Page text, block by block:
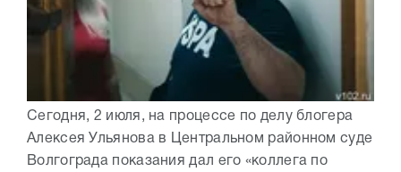
Сегодня, 2 июля, на процессе по делу блогера
Алексея Ульянова в Центральном районном суде
Волгограда показания дал его «коллега по